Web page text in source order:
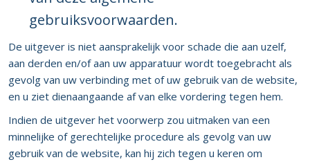
gebruiksvoorwaarden.
De uitgever is niet aansprakelijk voor schade die aan uzelf,
aan derden en/of aan uw apparatuur wordt toegebracht als
gevolg van uw verbinding met of uw gebruik van de website,
en u ziet dienaangaande af van elke vordering tegen hem.
Indien de uitgever het voorwerp zou uitmaken van een
minnelijke of gerechtelijke procedure als gevolg van uw
gebruik van de website, kan hij zich tegen u keren om